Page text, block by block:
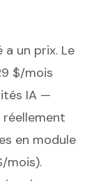
un prix. Le
$/mois
IA —
en module
mois).